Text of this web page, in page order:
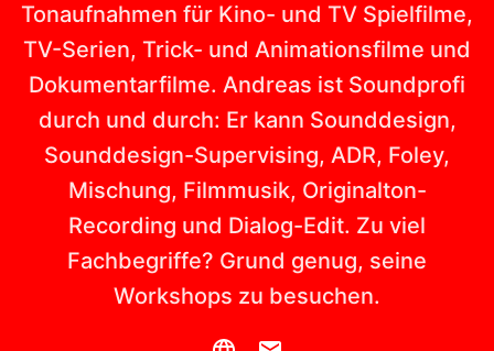
Tonaufnahmen für Kino- und TV Spielfilme,
TV-Serien, Trick- und Animationsfilme und
Dokumentarfilme. Andreas ist Soundprofi
durch und durch: Er kann Sounddesign,
Sounddesign-Supervising, ADR, Foley,
Mischung, Filmmusik, Originalton-
Recording und Dialog-Edit. Zu viel
Fachbegriffe? Grund genug, seine
Workshops zu besuchen.